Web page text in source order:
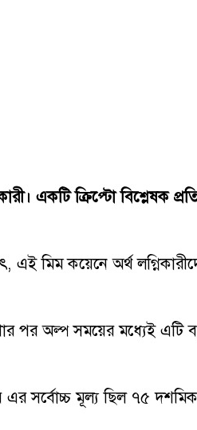
একটি ক্রিপ্টো বিশ্লেষক
এই মিম কয়েনে অর্থ
পর অল্প সময়ের মধ্যেই
এর সর্বোচ্চ মূল্য ছিল ৭৫